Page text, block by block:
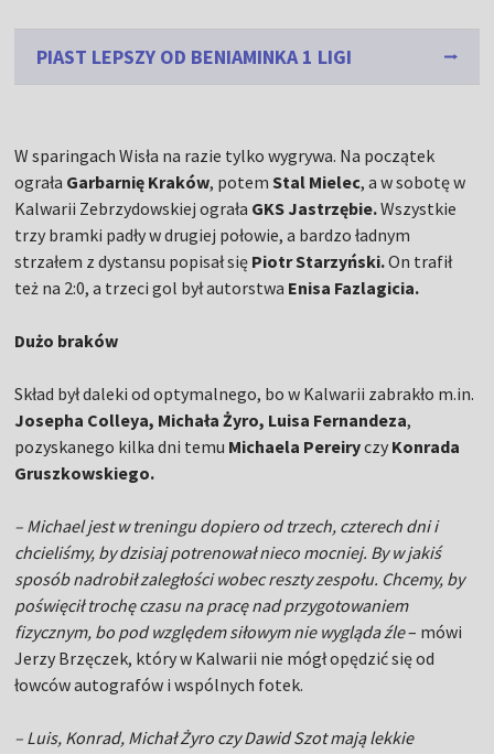
PIAST LEPSZY OD BENIAMINKA 1 LIGI
W sparingach Wisła na razie tylko wygrywa. Na początek
ograła Garbarnię Kraków, potemStal Mielec, a w sobotę w
Kalwarii Zebrzydowskiej ograła GKS Jastrzębie.Wszystkie
trzy bramki padły w drugiej połowie, a bardzo ładnym
strzałem z dystansu popisał się Piotr Starzyński.On trafił
też na 2:0, a trzeci gol był autorstwa Enisa Fazlagicia.
Dużo braków
Skład był daleki od optymalnego, bo w Kalwarii zabrakło m.in.
Josepha Colleya, Michała Żyro, Luisa Fernandeza,
pozyskanego kilka dni temu Michaela Pereiryczy Konrada
Gruszkowskiego.
– Michael jest w treningu dopiero od trzech, czterech dni i
chcieliśmy, by dzisiaj potrenował nieco mocniej. By w jakiś
sposób nadrobił zaległości wobec reszty zespołu. Chcemy, by
poświęcił trochę czasu na pracę nad przygotowaniem
fizycznym, bo pod względem siłowym nie wygląda źle– mówi
Jerzy Brzęczek, który w Kalwarii nie mógł opędzić się od
łowców autografów i wspólnych fotek.
– Luis, Konrad, Michał Żyro czy Dawid Szot mają lekkie